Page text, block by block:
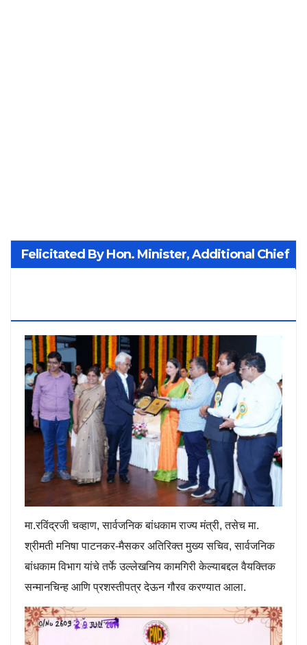
Felicitated By Hon. Minister, Additional Chief
मा.रविंद्रजी चव्हाण, सार्वजनिक बांधकाम राज्य मंत्री, तसेच मा.
श्रीमती मनिषा पाटनकर-मैसकर अतिरिक्त मुख्य सचिव, सार्वजनिक
बांधकाम विभाग यांचे तर्फे उल्लेखनिय कामगिरी केल्याबद्दल वैयक्तिक
सन्मानचिन्ह आणि प्रशस्तीपत्र देऊन गौरव करण्यात आला.